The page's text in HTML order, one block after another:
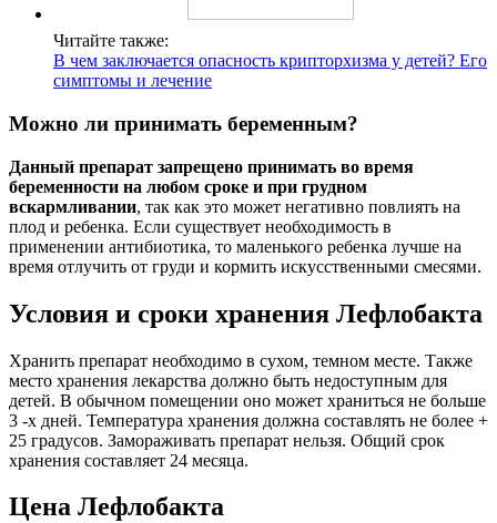
Читайте также:
В чем заключается опасность крипторхизма у детей? Его
симптомы и лечение
Можно ли принимать беременным?
Данный препарат запрещено принимать во время
беременности на любом сроке и при грудном
вскармливании, так как это может негативно повлиять на
плод и ребенка. Если существует необходимость в
применении антибиотика, то маленького ребенка лучше на
время отлучить от груди и кормить искусственными смесями.
Условия и сроки хранения Лефлобакта
Хранить препарат необходимо в сухом, темном месте. Также
место хранения лекарства должно быть недоступным для
детей. В обычном помещении оно может храниться не больше
3 -х дней. Температура хранения должна составлять не более +
25 градусов. Замораживать препарат нельзя. Общий срок
хранения составляет 24 месяца.
Цена Лефлобакта